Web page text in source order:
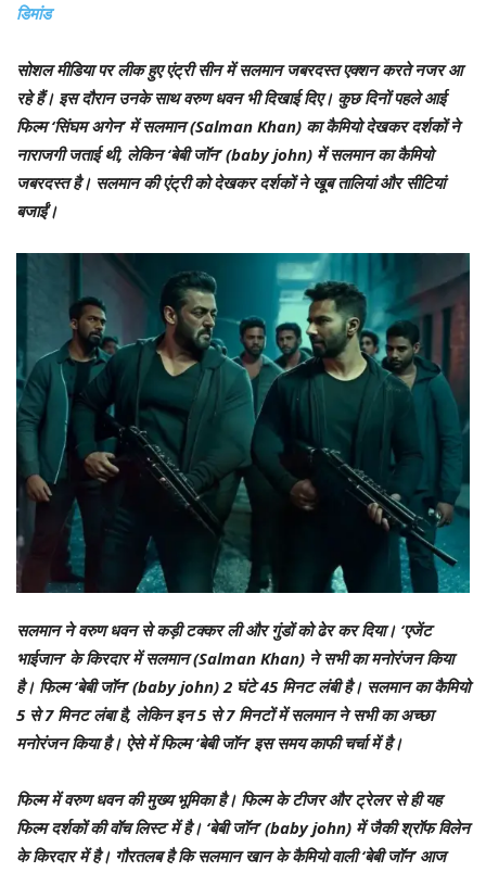
डिमांड
सोशल मीडिया पर लीक हुए एंट्री सीन में सलमान जबरदस्त एक्शन करते नजर आ
रहे हैं। इस दौरान उनके साथ वरुण धवन भी दिखाई दिए। कुछ दिनों पहले आई
फिल्म ‘सिंघम अगेन’ में सलमान (Salman Khan) का कैमियो देखकर दर्शकों ने
नाराजगी जताई थी, लेकिन ‘बेबी जॉन’ (baby john) में सलमान का कैमियो
जबरदस्त है। सलमान की एंट्री को देखकर दर्शकों ने खूब तालियां और सीटियां
बजाईं।
सलमान ने वरुण धवन से कड़ी टक्कर ली और गुंडों को ढेर कर दिया। ‘एजेंट
भाईजान’ के किरदार में सलमान (Salman Khan) ने सभी का मनोरंजन किया
है। फिल्म ‘बेबी जॉन’ (baby john) 2 घंटे 45 मिनट लंबी है। सलमान का कैमियो
5 से 7 मिनट लंबा है, लेकिन इन 5 से 7 मिनटों में सलमान ने सभी का अच्छा
मनोरंजन किया है। ऐसे में फिल्म ‘बेबी जॉन’ इस समय काफी चर्चा में है।
फिल्म में वरुण धवन की मुख्य भूमिका है। फिल्म के टीजर और ट्रेलर से ही यह
फिल्म दर्शकों की वॉच लिस्ट में है। ‘बेबी जॉन’ (baby john) में जैकी श्रॉफ विलेन
के किरदार में है। गौरतलब है कि सलमान खान के कैमियो वाली ‘बेबी जॉन’ आज